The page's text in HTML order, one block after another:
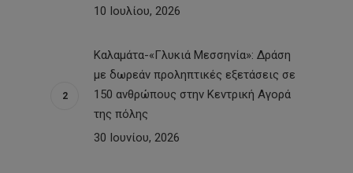
10 Ιουλίου, 2026
Καλαμάτα-«Γλυκιά Μεσσηνία»: Δράση
με δωρεάν προληπτικές εξετάσεις σε
150 ανθρώπους στην Κεντρική Αγορά
της πόλης
30 Ιουνίου, 2026